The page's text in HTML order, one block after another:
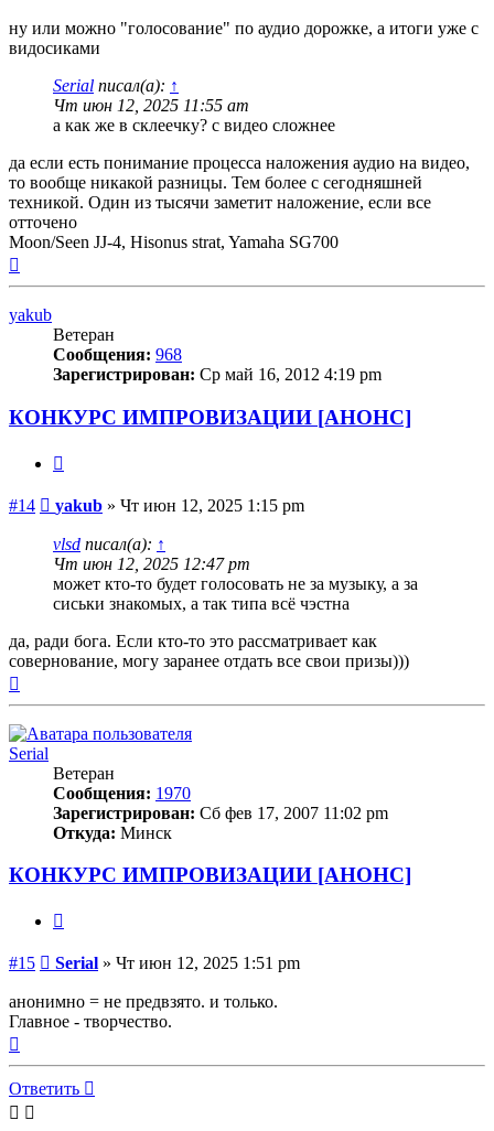
ну или можно "голосование" по аудио дорожке, а итоги уже с
видосиками
Serial писал(а): ↑
Чт июн 12, 2025 11:55 am
а как же в склеечку? с видео сложнее
да если есть понимание процесса наложения аудио на видео,
то вообще никакой разницы. Тем более с сегодняшней
техникой. Один из тысячи заметит наложение, если все
отточено
Moon/Seen JJ-4, Hisonus strat, Yamaha SG700
yakub
Ветеран
Сообщения: 968
Зарегистрирован: Ср май 16, 2012 4:19 pm
КОНКУРС ИМПРОВИЗАЦИИ [АНОНС]
#14 Сообщение
yakub » Чт июн 12, 2025 1:15 pm
vlsd писал(а): ↑
Чт июн 12, 2025 12:47 pm
может кто-то будет голосовать не за музыку, а за
сиськи знакомых, а так типа всё чэстна
да, ради бога. Если кто-то это рассматривает как
совернование, могу заранее отдать все свои призы)))
Serial
Ветеран
Сообщения: 1970
Зарегистрирован: Сб фев 17, 2007 11:02 pm
Откуда: Минск
КОНКУРС ИМПРОВИЗАЦИИ [АНОНС]
#15 Сообщение
Serial » Чт июн 12, 2025 1:51 pm
анонимно = не предвзято. и только.
Главное - творчество.
началу
Ответить